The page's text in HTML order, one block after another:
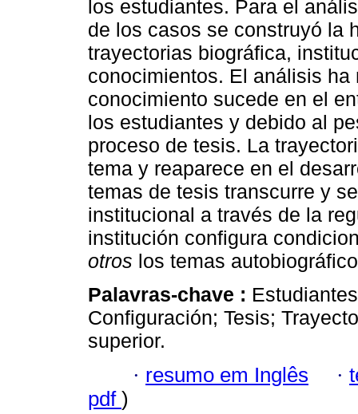
los estudiantes. Para el
de los casos se construyó la
trayectorias biográfica,
conocimientos. El análisis
conocimiento sucede en el
los estudiantes y debido al
proceso de tesis. La
tema y reaparece en el
temas de tesis transcurre y
institucional a través de la
institución configura
otros los temas
Palavras-chave :
Configuración; Tesis;
superior.
· resumo em Inglês ·
pdf )